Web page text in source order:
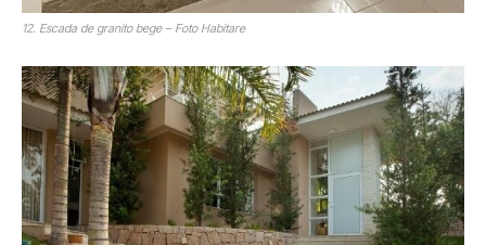
12. Escada de granito bege – Foto Habitare